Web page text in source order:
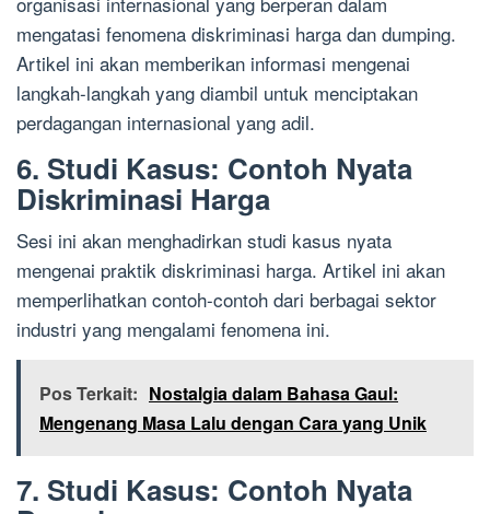
mengatasi fenomena diskriminasi harga dan dumping.
Artikel ini akan memberikan informasi mengenai
langkah-langkah yang diambil untuk menciptakan
perdagangan internasional yang adil.
6. Studi Kasus: Contoh Nyata
Diskriminasi Harga
Sesi ini akan menghadirkan studi kasus nyata
mengenai praktik diskriminasi harga. Artikel ini akan
memperlihatkan contoh-contoh dari berbagai sektor
industri yang mengalami fenomena ini.
Pos Terkait: Nostalgia dalam Bahasa Gaul:
Mengenang Masa Lalu dengan Cara yang Unik
7. Studi Kasus: Contoh Nyata